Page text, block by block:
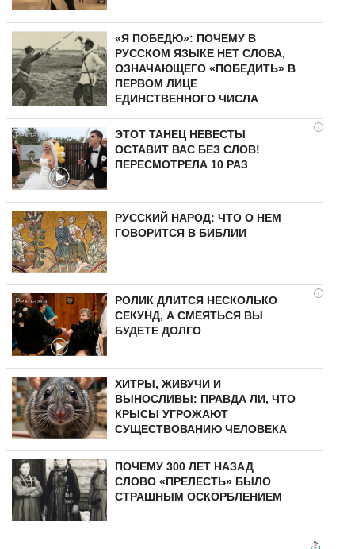
«Я ПОБЕДЮ»: ПОЧЕМУ В
РУССКОМ ЯЗЫКЕ НЕТ СЛОВА,
ОЗНАЧАЮЩЕГО «ПОБЕДИТЬ» В
ПЕРВОМ ЛИЦЕ
ЕДИНСТВЕННОГО ЧИСЛА
i
ЭТОТ ТАНЕЦ НЕВЕСТЫ
ОСТАВИТ ВАС БЕЗ СЛОВ!
ПЕРЕСМОТРЕЛА 10 РАЗ
РУССКИЙ НАРОД: ЧТО О НЕМ
ГОВОРИТСЯ В БИБЛИИ
i
РОЛИК ДЛИТСЯ НЕСКОЛЬКО
СЕКУНД, А СМЕЯТЬСЯ ВЫ
БУДЕТЕ ДОЛГО
ХИТРЫ, ЖИВУЧИ И
ВЫНОСЛИВЫ: ПРАВДА ЛИ, ЧТО
КРЫСЫ УГРОЖАЮТ
СУЩЕСТВОВАНИЮ ЧЕЛОВЕКА
ПОЧЕМУ 300 ЛЕТ НАЗАД
СЛОВО «ПРЕЛЕСТЬ» БЫЛО
СТРАШНЫМ ОСКОРБЛЕНИЕМ